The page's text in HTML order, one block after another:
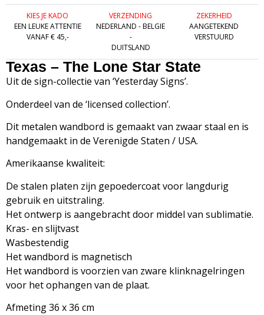
KIES JE KADO
EEN LEUKE ATTENTIE
VANAF € 45,-
VERZENDING
NEDERLAND - BELGIE
-
DUITSLAND
ZEKERHEID
AANGETEKEND
VERSTUURD
Texas – The Lone Star State
Uit de sign-collectie van ‘Yesterday Signs’.
Onderdeel van de ‘licensed collection’.
Dit metalen wandbord is gemaakt van zwaar staal en is
handgemaakt in de Verenigde Staten / USA.
Amerikaanse kwaliteit:
De stalen platen zijn gepoedercoat voor langdurig
gebruik en uitstraling.
Het ontwerp is aangebracht door middel van sublimatie.
Kras- en slijtvast
Wasbestendig
Het wandbord is magnetisch
Het wandbord is voorzien van zware klinknagelringen
voor het ophangen van de plaat.
Afmeting 36 x 36 cm